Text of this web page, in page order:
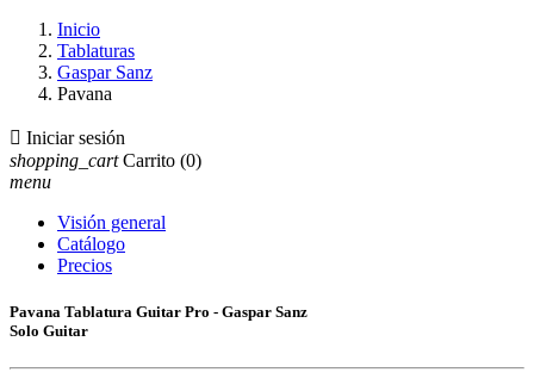
Inicio
Tablaturas
Gaspar Sanz
Pavana
 Iniciar sesión
shopping_cart Carrito (0)
menu
Visión general
Catálogo
Precios
Pavana Tablatura Guitar Pro - Gaspar Sanz
Solo Guitar